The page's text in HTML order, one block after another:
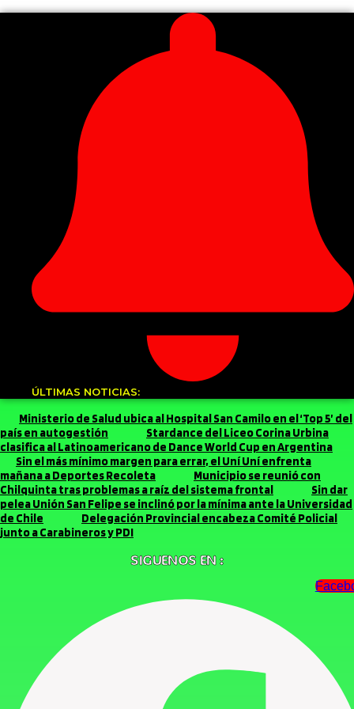
ÚLTIMAS NOTICIAS:
Ministerio de Salud ubica al Hospital San Camilo en el ‘Top 5’ del
país en autogestión
Stardance del Liceo Corina Urbina
clasifica al Latinoamericano de Dance World Cup en Argentina
Sin el más mínimo margen para errar, el Uní Uní enfrenta
mañana a Deportes Recoleta
Municipio se reunió con
Chilquinta tras problemas a raíz del sistema frontal
Sin dar
pelea Unión San Felipe se inclinó por la mínima ante la Universidad
de Chile
Delegación Provincial encabeza Comité Policial
junto a Carabineros y PDI
SIGUENOS EN :